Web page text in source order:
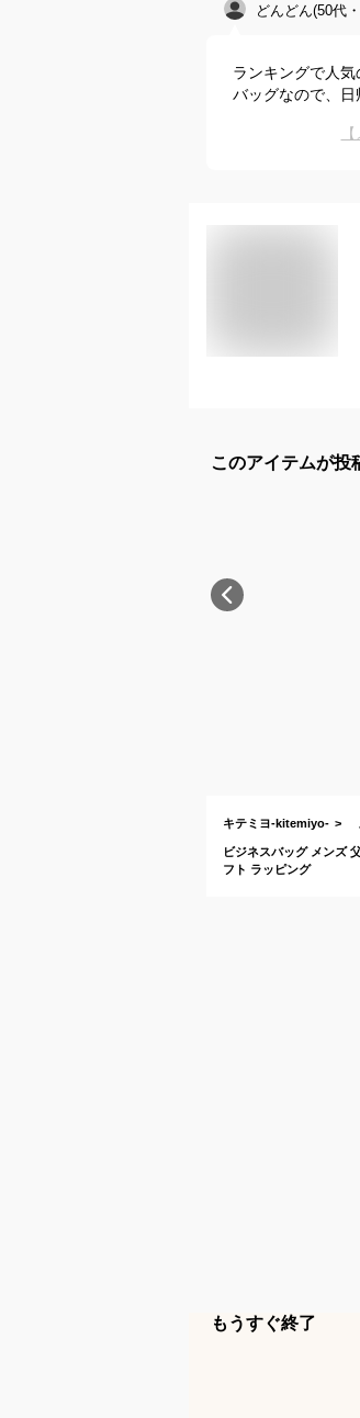
どんどん(50代
ランキングで人
バッグなので、日
このアイテムが投
キテミヨ-kitemiyo-
ビジネスバッグ メンズ
フト ラッピング
もうすぐ終了